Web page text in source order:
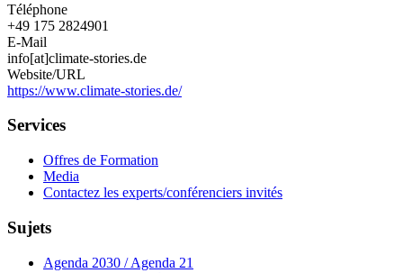
Téléphone
+49 175 2824901
E-Mail
info[at]climate-stories.de
Website/URL
https://www.climate-stories.de/
Services
Offres de Formation
Media
Contactez les experts/conférenciers invités
Sujets
Agenda 2030 / Agenda 21